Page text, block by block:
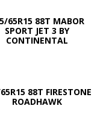
65R15 88T MABOR
SPORT JET 3 BY
CONTINENTAL
88T FIRESTONE
ROADHAWK